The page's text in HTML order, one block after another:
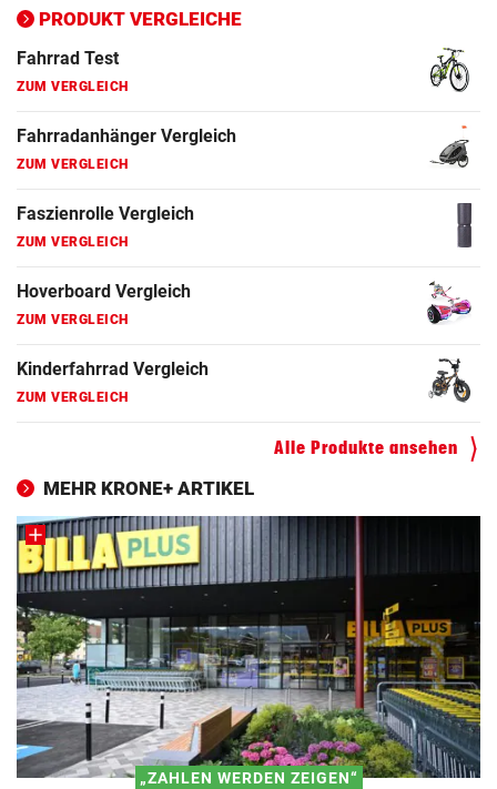
PRODUKT VERGLEICHE
ZUM VERGLEICH
Fahrrad Test
ZUM VERGLEICH
Fahrradanhänger Vergleich
ZUM VERGLEICH
Faszienrolle Vergleich
ZUM VERGLEICH
Hoverboard Vergleich
ZUM VERGLEICH
Kinderfahrrad Vergleich
ZUM VERGLEICH
Alle Produkte ansehen
MEHR KRONE+ ARTIKEL
„ZAHLEN WERDEN ZEIGEN“